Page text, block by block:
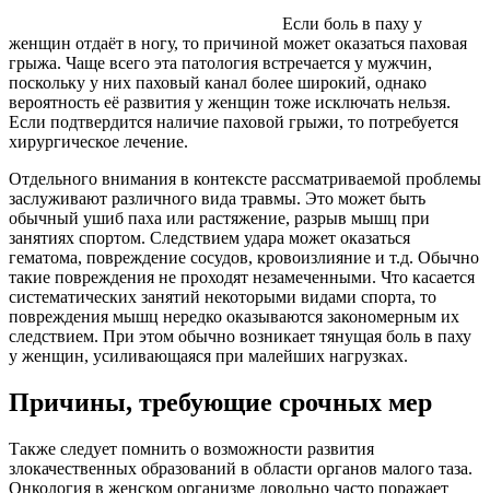
Если боль в паху у
женщин отдаёт в ногу, то причиной может оказаться паховая
грыжа. Чаще всего эта патология встречается у мужчин,
поскольку у них паховый канал более широкий, однако
вероятность её развития у женщин тоже исключать нельзя.
Если подтвердится наличие паховой грыжи, то потребуется
хирургическое лечение.
Отдельного внимания в контексте рассматриваемой проблемы
заслуживают различного вида травмы. Это может быть
обычный ушиб паха или растяжение, разрыв мышц при
занятиях спортом. Следствием удара может оказаться
гематома, повреждение сосудов, кровоизлияние и т.д. Обычно
такие повреждения не проходят незамеченными. Что касается
систематических занятий некоторыми видами спорта, то
повреждения мышц нередко оказываются закономерным их
следствием. При этом обычно возникает тянущая боль в паху
у женщин, усиливающаяся при малейших нагрузках.
Причины, требующие срочных мер
Также следует помнить о возможности развития
злокачественных образований в области органов малого таза.
Онкология в женском организме довольно часто поражает